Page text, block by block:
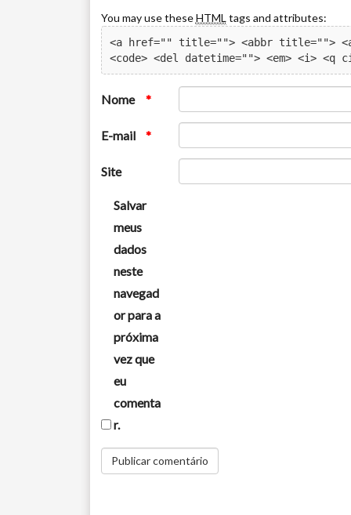
You may use theseHTML tags and attributes:
<a href="" title=""> <abbr title="">
<code> <del datetime=""> <em> <i>
Nome *
E-mail *
Site
Salvar
meus
dados
neste
navegad
or para a
próxima
vez que
eu
comenta
r.